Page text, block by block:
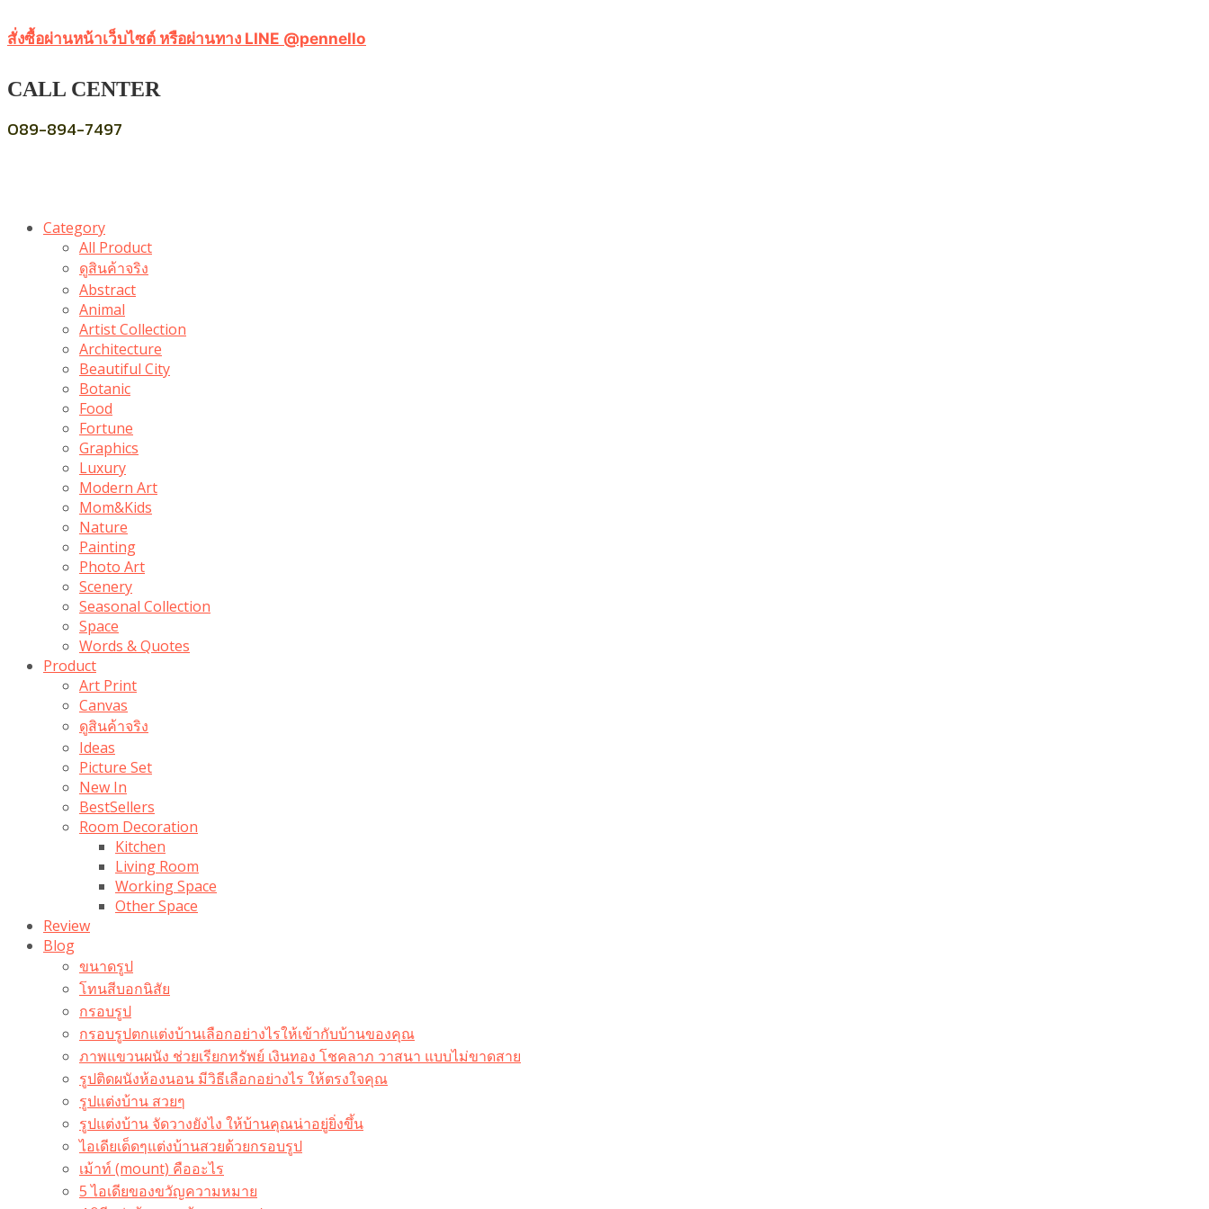
สั่งซื้อผ่านหน้าเว็บไซต์ หรือผ่านทาง LINE @pennello
CALL CENTER
089-894-7497
Category
All Product
ดูสินค้าจริง
Abstract
Animal
Artist Collection
Architecture
Beautiful City
Botanic
Food
Fortune
Graphics
Luxury
Modern Art
Mom&Kids
Nature
Painting
Photo Art
Scenery
Seasonal Collection
Space
Words & Quotes
Product
Art Print
Canvas
ดูสินค้าจริง
Ideas
Picture Set
New In
BestSellers
Room Decoration
Kitchen
Living Room
Working Space
Other Space
Review
Blog
ขนาดรูป
โทนสีบอกนิสัย
กรอบรูป
กรอบรูปตกแต่งบ้านเลือกอย่างไรให้เข้ากับบ้านของคุณ
ภาพแขวนผนัง ช่วยเรียกทรัพย์ เงินทอง โชคลาภ วาสนา แบบไม่ขาดสาย
รูปติดผนังห้องนอน มีวิธีเลือกอย่างไร ให้ตรงใจคุณ
รูปแต่งบ้าน สวยๆ
รูปแต่งบ้าน จัดวางยังไง ให้บ้านคุณน่าอยู่ยิ่งขึ้น
ไอเดียเด็ดๆแต่งบ้านสวยด้วยกรอบรูป
เม้าท์ (mount) คืออะไร​
5 ไอเดียของขวัญความหมาย